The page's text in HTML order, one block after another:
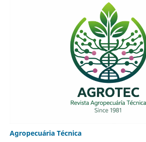
Agropecuária Técnica